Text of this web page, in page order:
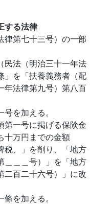
する法律
律第七十三号）の一部
民法（明治三十一年法
」を「扶養義務者（配
年法律第九号）第八百
を加える。
第一号に掲げる保険金
十万円までの金額
税、」を削り、「地方
＿＿＿号）」を「地方
二百二十六号）」に改
を加える。